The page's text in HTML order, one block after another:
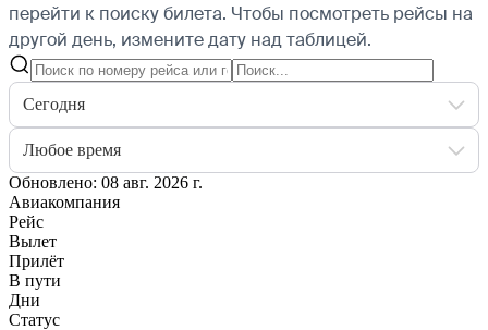
перейти к поиску билета. Чтобы посмотреть рейсы на
другой день, измените дату над таблицей.
Сегодня
Любое время
Обновлено: 08 авг. 2026 г.
Авиакомпания
Рейс
Вылет
Прилёт
В пути
Дни
Статус